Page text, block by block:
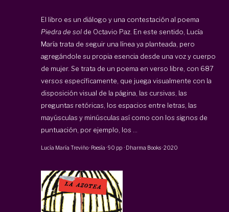
El libro es un diálogo y una contestación al poema
Piedra de sol de Octavio Paz. En este sentido, Lucía
María trata de seguir una línea ya planteada, pero
agregándole su propia esencia desde una voz y cuerpo
de mujer. Se trata de un poema en verso libre, con 687
versos específicamente, que juega visualmente con la
disposición visual de la página, las cursivas, las
preguntas retóricas, los espacios entre letras, las
mayúsculas y minúsculas así como con los signos de
puntuación, por ejemplo, los ...
Lucía María Treviño· Poesía ·90 pp · Dharma Books·2020